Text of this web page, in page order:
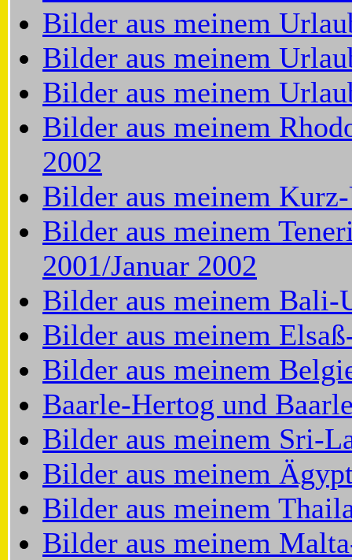
Bilder aus meinem
Bilder aus meinem
Bilder aus meinem
Bilder aus meinem
2002
Bilder aus meinem
Bilder aus meinem
2001/Januar 2002
Bilder aus meinem Bali-
Bilder aus meinem
Bilder aus meinem
Baarle-Hertog und
Bilder aus meinem Sri-
Bilder aus meinem
Bilder aus meinem
Bilder aus meinem